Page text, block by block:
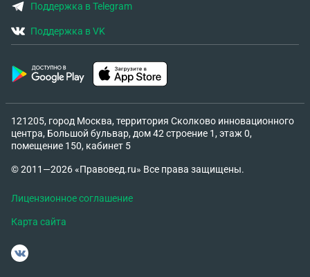
Поддержка в Telegram
Поддержка в VK
121205, город Москва, территория Сколково инновационного
центра, Большой бульвар, дом 42 строение 1, этаж 0,
помещение 150, кабинет 5
© 2011—2026 «Правовед.ru» Все права защищены.
Лицензионное соглашение
Карта сайта